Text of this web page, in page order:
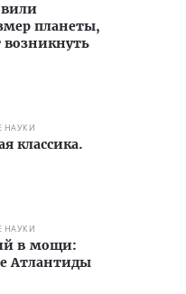
планеты,
НАУКИ
классика.
НАУКИ
в мощи:
Атлантиды